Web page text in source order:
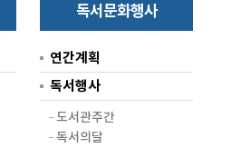
독서문화행사
연간계획
독서행사
도서관주간
독서의달